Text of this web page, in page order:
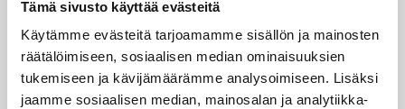
Tämä sivusto käyttää evästeitä
Käytämme evästeitä tarjoamamme sisällön ja mainosten
räätälöimiseen, sosiaalisen median ominaisuuksien
tukemiseen ja kävijämäärämme analysoimiseen. Lisäksi
jaamme sosiaalisen median, mainosalan ja analytiikka-